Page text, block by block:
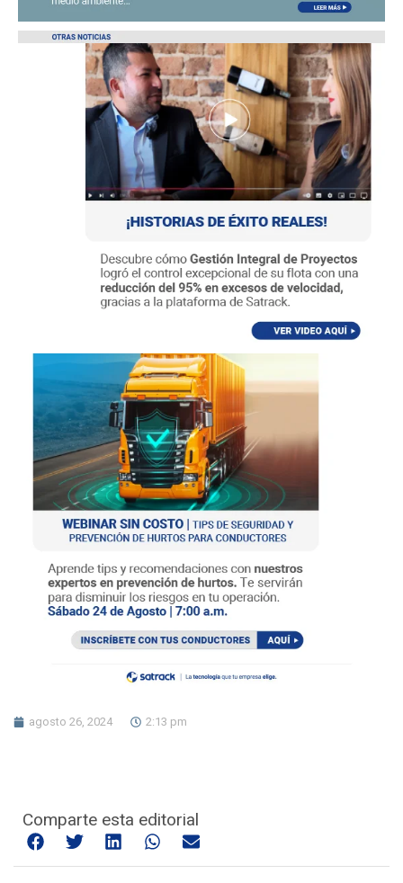
agosto 26, 2024 2:13 pm
Comparte esta editorial